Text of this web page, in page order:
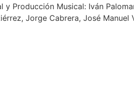
y Producción Musical: Iván
Jorge Cabrera, José Manuel